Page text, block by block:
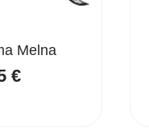
Melna
€